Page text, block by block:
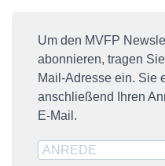
Publikationen
MVFP impuls
VDZ-Nummer
Strategische Partner
Um den MVFP
abonnieren, tragen
Mail-Adresse ein. Sie
anschließend Ihren
E-Mail.